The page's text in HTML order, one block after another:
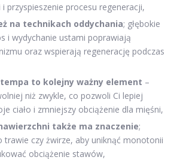
przyspieszenie procesu regeneracji,
na technikach oddychania; głębokie
i wydychanie ustami poprawiają
oraz wspierają regenerację podczas
to kolejny ważny element –
niż zwykle, co pozwoli Ci lepiej
ciało i zmniejszy obciążenie dla mięśni,
także ma znaczenie;
trawie czy żwirze, aby uniknąć monotonii
obciążenie stawów,